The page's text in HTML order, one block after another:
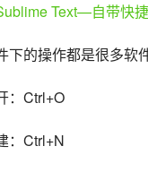
下的操作都是很多软
：Ctrl+O
：Ctrl+N